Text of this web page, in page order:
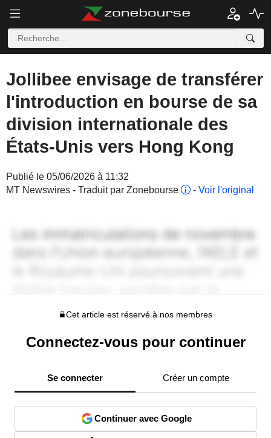
Jollibee envisage de transférer
l'introduction en bourse de sa
division internationale des
États-Unis vers Hong Kong
Publié le 05/06/2026 à 11:32
MT Newswires - Traduit par Zonebourse
- Voir l'original
Cet article est réservé à nos membres
Connectez-vous pour continuer
Se connecter Créer un compte
Continuer avec Google